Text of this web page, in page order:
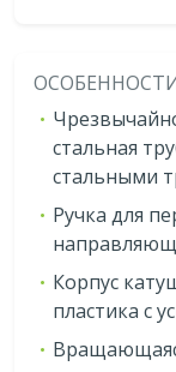
стальная
стальными
Ручка для
Корпус
пластика с